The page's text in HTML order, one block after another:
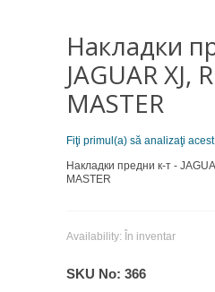
Накладки
JAGUAR XJ,
MASTER
Fiţi primul(a) să analizaţi
Накладки предни к-т -
MASTER
Availability: În inventar
SKU No: 366